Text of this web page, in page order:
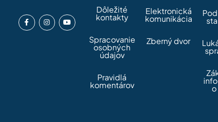
Dôležité
kontakty
Spracovanie
osobných
údajov
Pravidlá
komentárov
Elektronická
komunikácia
Zberný dvor